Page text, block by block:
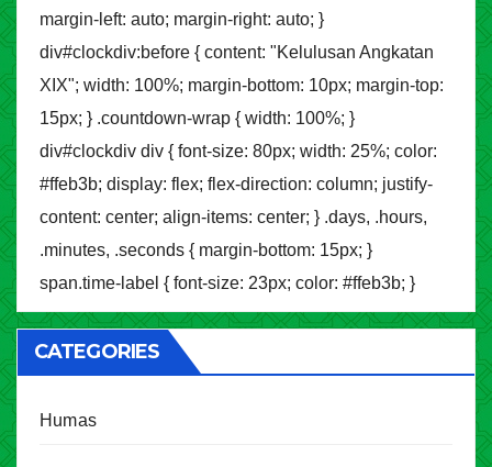
margin-left: auto; margin-right: auto; }
div#clockdiv:before { content: "Kelulusan Angkatan
XIX"; width: 100%; margin-bottom: 10px; margin-top:
15px; } .countdown-wrap { width: 100%; }
div#clockdiv div { font-size: 80px; width: 25%; color:
#ffeb3b; display: flex; flex-direction: column; justify-
content: center; align-items: center; } .days, .hours,
.minutes, .seconds { margin-bottom: 15px; }
span.time-label { font-size: 23px; color: #ffeb3b; }
CATEGORIES
Humas